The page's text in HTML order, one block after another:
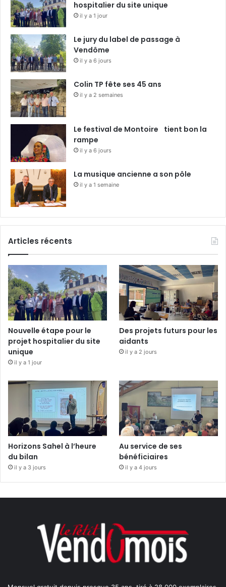
hospitalier du site unique
il y a 1 jour
Le jury du label de passage à
Vendôme
il y a 6 jours
Colin TP fête ses 45 ans
il y a 2 semaines
Le festival de Montoire tient bon la
rampe
il y a 6 jours
La musique ancienne a son pôle
il y a 1 semaine
Articles récents
Nouvelle étape pour le
projet hospitalier du site
unique
il y a 1 jour
Des projets futurs pour les
aidants
il y a 2 jours
Horizons Sahel à l’heure
du bilan
il y a 3 jours
Au service de ses
bénéficiaires
il y a 4 jours